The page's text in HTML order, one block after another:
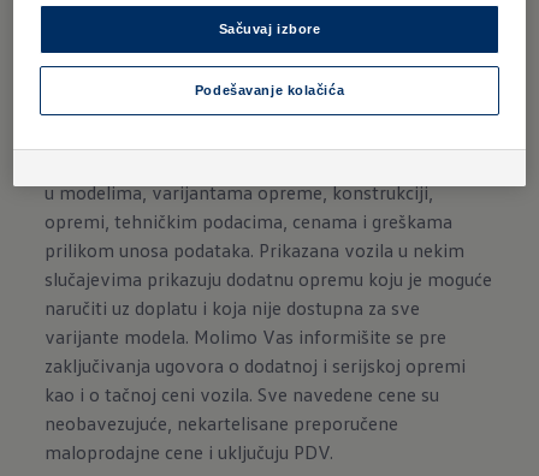
Odricanje odgovornosti Volkswagen
u modelima, varijantama opreme, konstrukciji,
opremi, tehničkim podacima, cenama i greškama
prilikom unosa podataka. Prikazana vozila u nekim
slučajevima prikazuju dodatnu opremu koju je moguće
naručiti uz doplatu i koja nije dostupna za sve
varijante modela. Molimo Vas informišite se pre
zaključivanja ugovora o dodatnoj i serijskoj opremi
kao i o tačnoj ceni vozila. Sve navedene cene su
neobavezujuće, nekartelisane preporučene
maloprodajne cene i uključuju PDV.
Sačuvaj izbore
Podešavanje kolačića